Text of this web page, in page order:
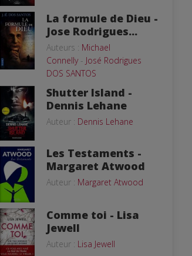
La formule de Dieu -
Jose Rodrigues...
Auteurs : Michael
Connelly- José Rodrigues
DOS SANTOS
Shutter Island -
Dennis Lehane
Auteur : Dennis Lehane
Les Testaments -
Margaret Atwood
Auteur : Margaret Atwood
Comme toi - Lisa
Jewell
Auteur : Lisa Jewell